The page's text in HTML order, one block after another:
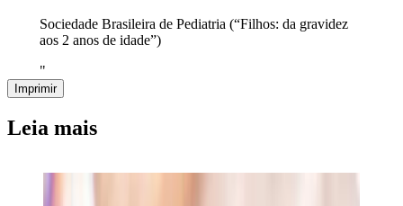
Sociedade Brasileira de Pediatria (“Filhos: da gravidez
aos 2 anos de idade”)
"
Imprimir
Leia mais